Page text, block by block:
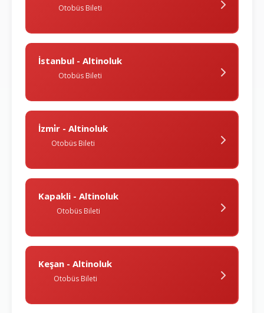
Otobüs Bileti
İstanbul - Altinoluk
Otobüs Bileti
İzmi̇r - Altinoluk
Otobüs Bileti
Kapakli - Altinoluk
Otobüs Bileti
Keşan - Altinoluk
Otobüs Bileti